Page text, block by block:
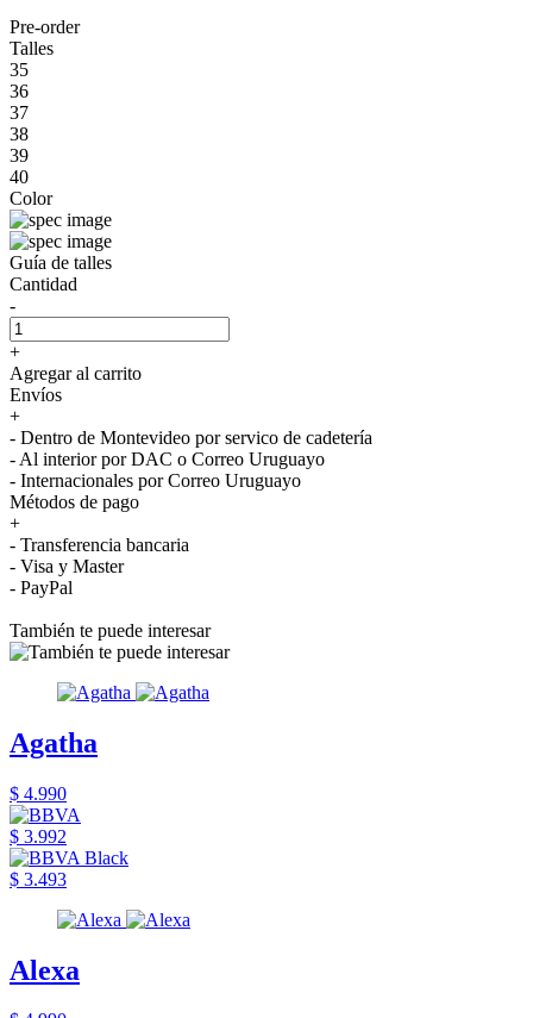
Pre-order
Talles
35
36
37
38
39
40
Color
Guía de talles
Cantidad
-
+
Agregar al carrito
Envíos
+
- Dentro de Montevideo por servico de cadetería
- Al interior por DAC o Correo Uruguayo
- Internacionales por Correo Uruguayo
Métodos de pago
+
- Transferencia bancaria
- Visa y Master
- PayPal
También te puede interesar
Agatha
$ 4.990
$ 3.992
$ 3.493
Alexa